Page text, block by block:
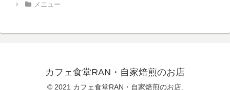
メニュー
カフェ食堂RAN・自家焙煎のお店
© 2021 カフェ食堂RAN・自家焙煎のお店.